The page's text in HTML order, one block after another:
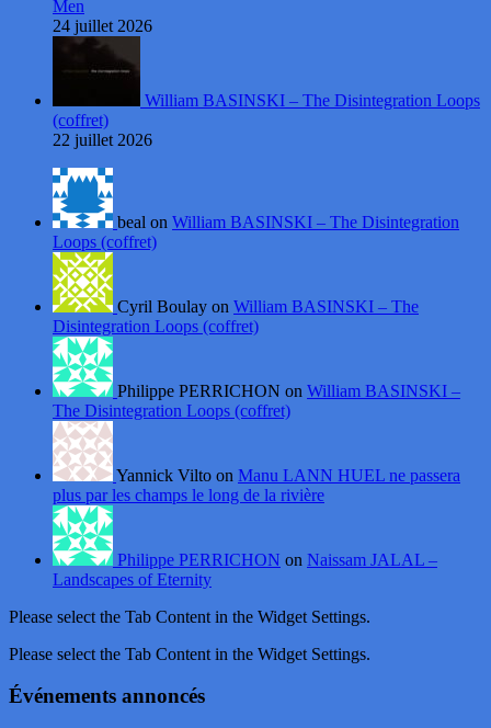
Men
24 juillet 2026
William BASINSKI – The Disintegration Loops
(coffret)
22 juillet 2026
beal on William BASINSKI – The Disintegration
Loops (coffret)
Cyril Boulay on William BASINSKI – The
Disintegration Loops (coffret)
Philippe PERRICHON on William BASINSKI –
The Disintegration Loops (coffret)
Yannick Vilto on Manu LANN HUEL ne passera
plus par les champs le long de la rivière
Philippe PERRICHON on Naissam JALAL –
Landscapes of Eternity
Please select the Tab Content in the Widget Settings.
Please select the Tab Content in the Widget Settings.
Événements annoncés